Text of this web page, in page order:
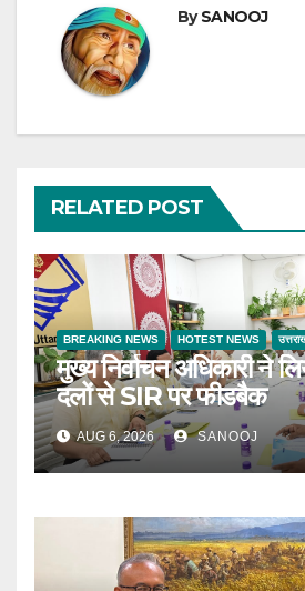
BySANOOJ
RELATED POST
BREAKING NEWS HOTEST NEWS
मुख्य निर्वाचन अधिकारी ने
दलों से SIR पर फीडबैक
AUG 6, 2026 SANOOJ